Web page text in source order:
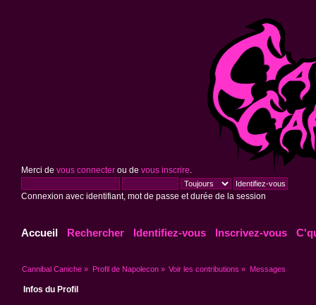
Merci de vous connecterou de vous inscrire
Connexion avec identifiant, mot de passe et durée de la session
Accueil Rechercher Identifiez-vous Inscrivez-vous
Cannibal Caniche » Profil de Napolecon» Voir les contributions » Messages
Infos du Profil